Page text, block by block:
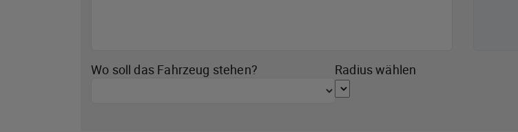
Wo soll das Fahrzeug stehen? Radius wählen